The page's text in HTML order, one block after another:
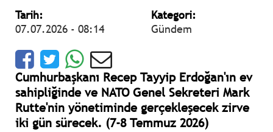
Tarih:
07.07.2026 - 08:14
Kategori:
Gündem
Cumhurbaşkanı Recep Tayyip Erdoğan'ın ev
sahipliğinde ve NATO Genel Sekreteri Mark
Rutte'nin yönetiminde gerçekleşecek zirve
iki gün sürecek. (7-8 Temmuz 2026)